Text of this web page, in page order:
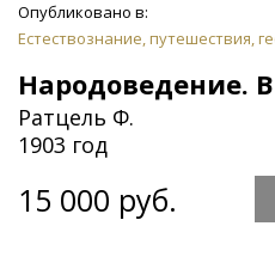
Опубликовано в:
Естествознание, путешествия,
Народоведение.
Ратцель Ф.
1903 год
15 000 руб.